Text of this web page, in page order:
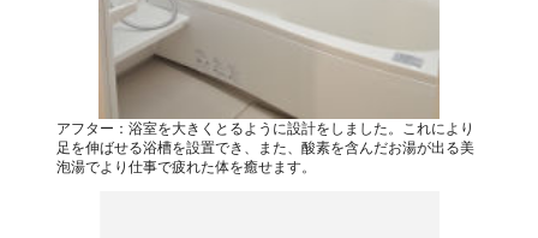
アフター：浴室を大きくとるように設計をしました。これにより
足を伸ばせる浴槽を設置でき、また、酸素を含んだお湯が出る美
泡湯でより仕事で疲れた体を癒せます。